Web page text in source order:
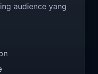
audience yang